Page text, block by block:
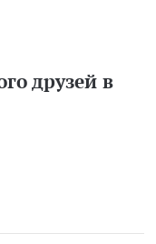
друзей в